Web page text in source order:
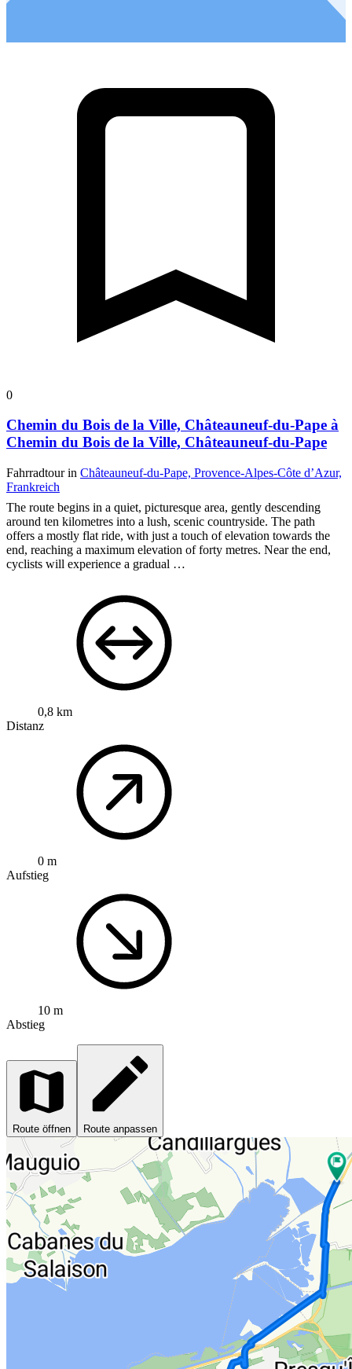
0
Chemin du Bois de la Ville, Châteauneuf-du-Pape à
Chemin du Bois de la Ville, Châteauneuf-du-Pape
Fahrradtour in Châteauneuf-du-Pape, Provence-Alpes-Côte d’Azur,
Frankreich
The route begins in a quiet, picturesque area, gently descending
around ten kilometres into a lush, scenic countryside. The path
offers a mostly flat ride, with just a touch of elevation towards the
end, reaching a maximum elevation of forty metres. Near the end,
cyclists will experience a gradual …
0,8 km
Distanz
0 m
Aufstieg
10 m
Abstieg
Route öffnen Route anpassen